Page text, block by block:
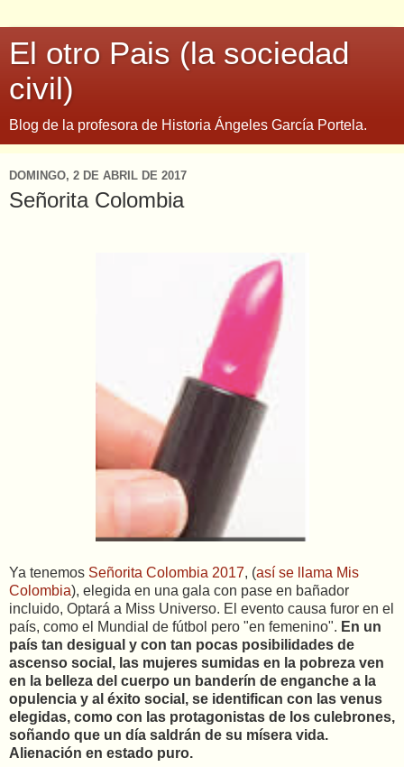
El otro Pais (la sociedad
civil)
Blog de la profesora de Historia Ángeles García Portela.
DOMINGO, 2 DE ABRIL DE 2017
Señorita Colombia
Ya tenemos Señorita Colombia 2017, (así se llama Mis
Colombia), elegida en una gala con pase en bañador
incluido, Optará a Miss Universo. El evento causa furor en el
país, como el Mundial de fútbol pero "en femenino". En un
país tan desigual y con tan pocas posibilidades de
ascenso social, las mujeres sumidas en la pobreza ven
en la belleza del cuerpo un banderín de enganche a la
opulencia y al éxito social, se identifican con las venus
elegidas, como con las protagonistas de los culebrones,
soñando que un día saldrán de su mísera vida.
Alienación en estado puro.